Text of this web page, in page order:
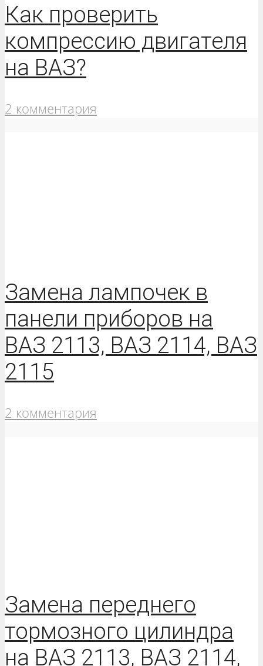
Как проверить
компрессию двигателя
на ВАЗ?
2 комментария
Замена лампочек в
панели приборов на
ВАЗ 2113, ВАЗ 2114, ВАЗ
2115
2 комментария
Замена переднего
тормозного цилиндра
на ВАЗ 2113, ВАЗ 2114,